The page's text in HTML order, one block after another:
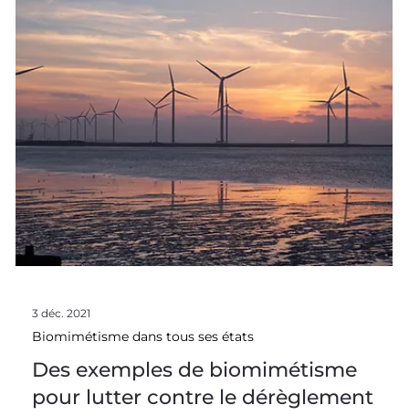
enjeux environnementaux et aux réglementations Les
applications de la cosmétique sont nombreuses : nettoyer,
protéger, corriger ou encore embellir sont les fonctions
traditionnelles auxquelles